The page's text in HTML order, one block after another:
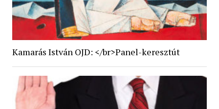
Kamarás István OJD: </br>Panel-keresztút